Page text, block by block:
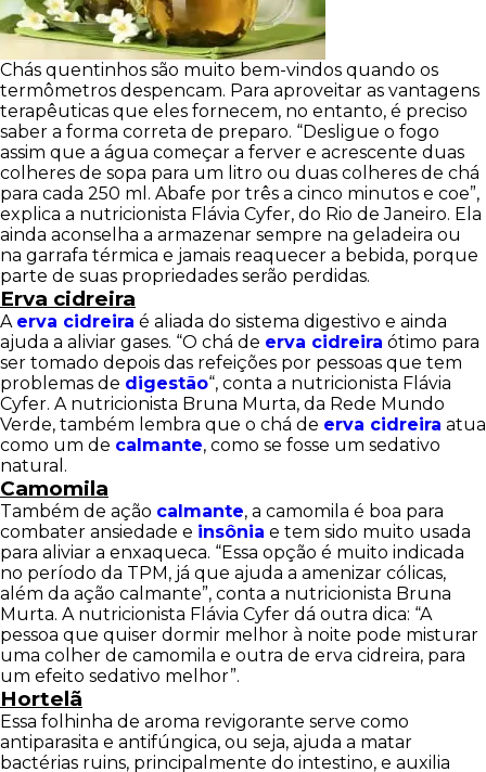
Chás quentinhos são muito bem-vindos quando os
termômetros despencam. Para aproveitar as vantagens
terapêuticas que eles fornecem, no entanto, é preciso
saber a forma correta de preparo. “Desligue o fogo
assim que a água começar a ferver e acrescente duas
colheres de sopa para um litro ou duas colheres de chá
para cada 250 ml. Abafe por três a cinco minutos e coe”,
explica a nutricionista Flávia Cyfer, do Rio de Janeiro. Ela
ainda aconselha a armazenar sempre na geladeira ou
na garrafa térmica e jamais reaquecer a bebida, porque
parte de suas propriedades serão perdidas.
Erva cidreira
A erva cidreira é aliada do sistema digestivo e ainda
ajuda a aliviar gases. “O chá de erva cidreira ótimo para
ser tomado depois das refeições por pessoas que tem
problemas de digestão“, conta a nutricionista Flávia
Cyfer. A nutricionista Bruna Murta, da Rede Mundo
Verde, também lembra que o chá de erva cidreira atua
como um de calmante, como se fosse um sedativo
natural.
Camomila
Também de ação calmante, a camomila é boa para
combater ansiedade e insônia e tem sido muito usada
para aliviar a enxaqueca. “Essa opção é muito indicada
no período da TPM, já que ajuda a amenizar cólicas,
além da ação calmante”, conta a nutricionista Bruna
Murta. A nutricionista Flávia Cyfer dá outra dica: “A
pessoa que quiser dormir melhor à noite pode misturar
uma colher de camomila e outra de erva cidreira, para
um efeito sedativo melhor”.
Hortelã
Essa folhinha de aroma revigorante serve como
antiparasita e antifúngica, ou seja, ajuda a matar
bactérias ruins, principalmente do intestino, e auxilia